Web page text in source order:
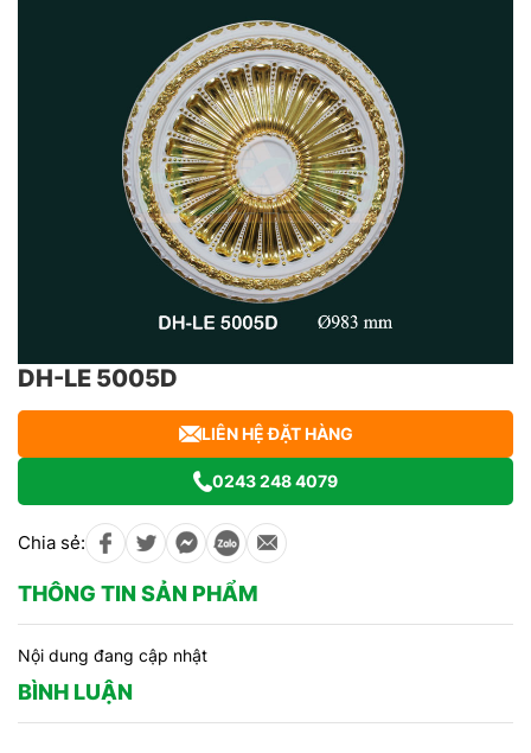
DH-LE 5005D
LIÊN HỆ ĐẶT HÀNG
0243 248 4079
Chia sẻ:
THÔNG TIN SẢN PHẨM
Nội dung đang cập nhật
BÌNH LUẬN